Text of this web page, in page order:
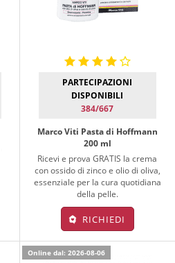
PARTECIPAZIONI
DISPONIBILI
384/667
Marco Viti Pasta di Hoffmann
200 ml
Ricevi e prova GRATIS la crema
con ossido di zinco e olio di oliva,
essenziale per la cura quotidiana
della pelle.
RICHIEDI
Online dal: 2026-08-06